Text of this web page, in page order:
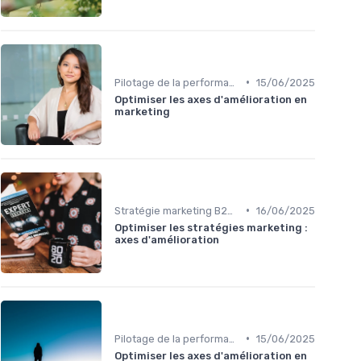
• 15/06/2025
Optimiser les axes d'amélioration en
marketing
• 16/06/2025
Optimiser les stratégies marketing :
axes d'amélioration
• 15/06/2025
Optimiser les axes d'amélioration en